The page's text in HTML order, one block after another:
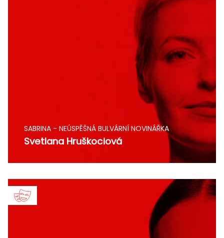
SABRINA - NEÚSPĚŠNÁ BULVÁRNÍ NOVINÁŘKA
Svetlana Hruškociová